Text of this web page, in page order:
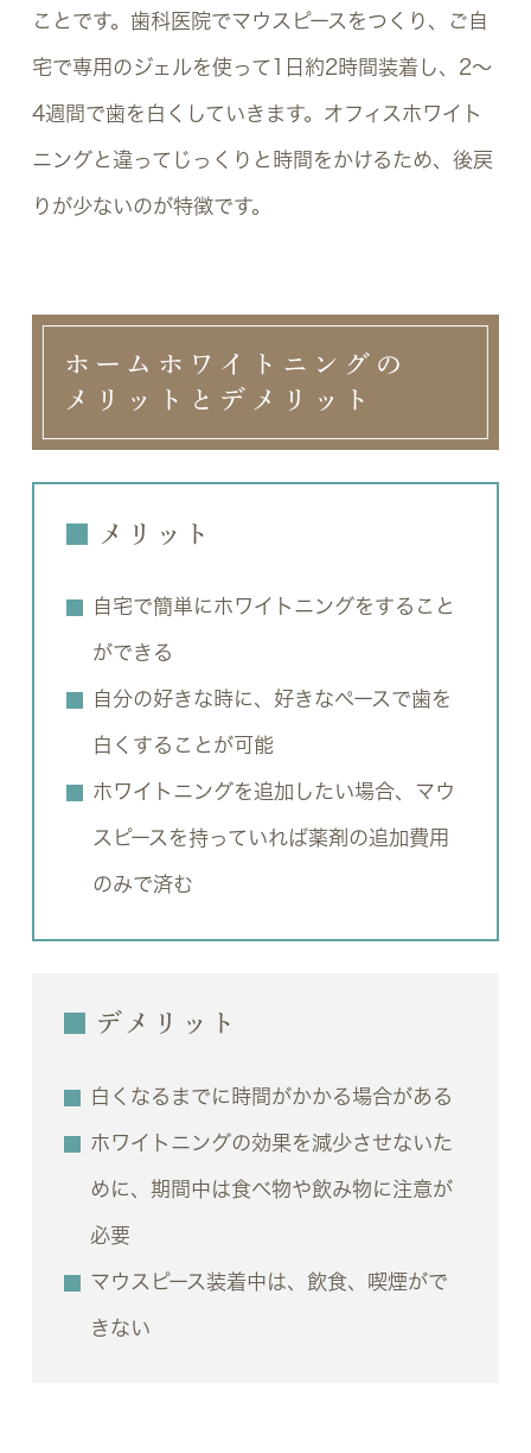
ことです。歯科医院でマウスピースをつくり、ご自
宅で専用のジェルを使って1日約2時間装着し、2〜
4週間で歯を白くしていきます。オフィスホワイト
ニングと違ってじっくりと時間をかけるため、後戻
りが少ないのが特徴です。
ホームホワイトニングの
メリットとデメリット
メリット
自宅で簡単にホワイトニングをすること
ができる
自分の好きな時に、好きなペースで歯を
白くすることが可能
ホワイトニングを追加したい場合、マウ
スピースを持っていれば薬剤の追加費用
のみで済む
デメリット
白くなるまでに時間がかかる場合がある
ホワイトニングの効果を減少させないた
めに、期間中は食べ物や飲み物に注意が
必要
マウスピース装着中は、飲食、喫煙がで
きない